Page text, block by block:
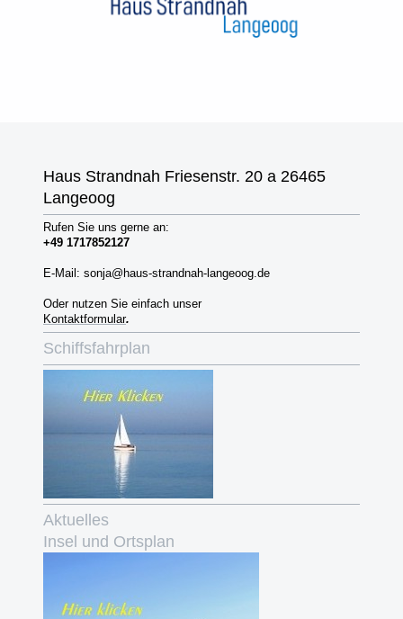
Haus Strandnah Friesenstr. 20 a 26465
Langeoog
Rufen Sie uns gerne an:
+49 1717852127
E-Mail: sonja@haus-strandnah-langeoog.de
Oder nutzen Sie einfach unser
Kontaktformular.
Schiffsfahrplan
Aktuelles
Insel und Ortsplan